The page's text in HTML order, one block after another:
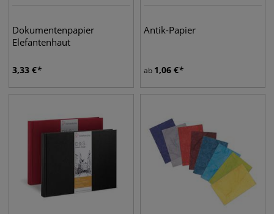
Dokumentenpapier
Elefantenhaut
3,33 €
Antik-Papier
ab 1,06 €